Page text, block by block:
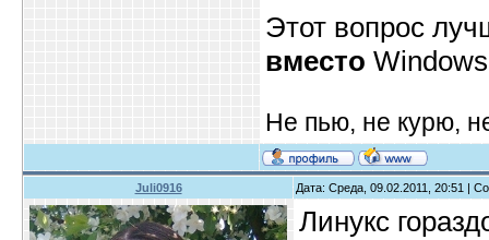
Этот вопрос
вместо
Не пью, не курю,
Juli0916 Дата: Среда, 09.02.2011, 20:51 |
Линукс